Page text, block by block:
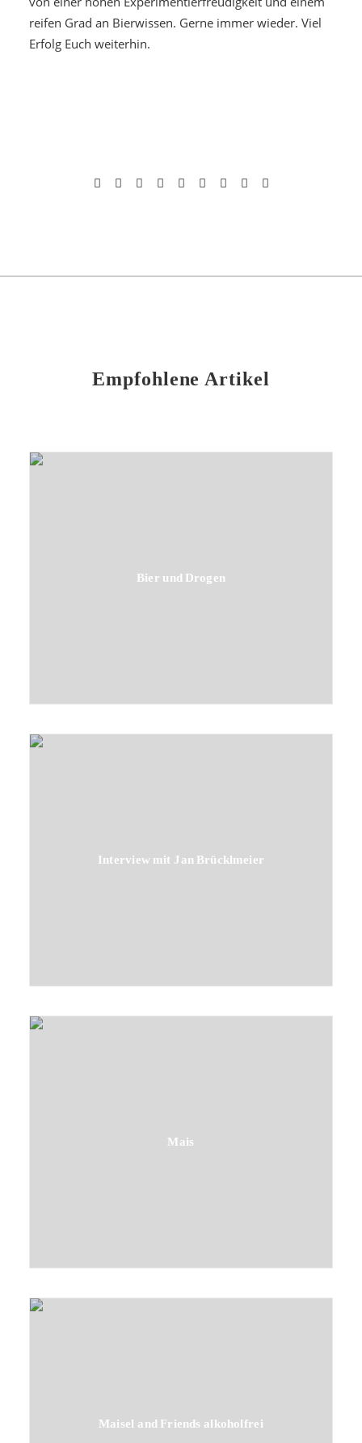
reifen Grad an Bierwissen. Gerne immer wieder. Viel
Erfolg Euch weiterhin.
Empfohlene Artikel
Bier und Drogen
Interview mit Jan Brücklmeier
Mais
Maisel and Friends alkoholfrei